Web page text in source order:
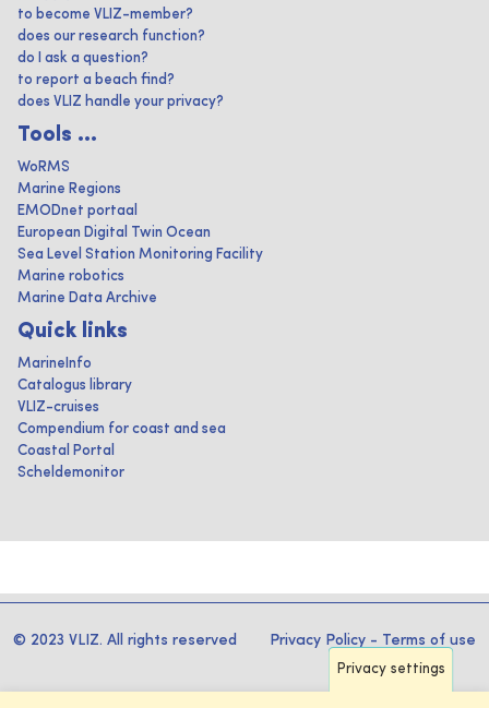
to become VLIZ-member?
does our research function?
do I ask a question?
to report a beach find?
does VLIZ handle your privacy?
Tools ...
WoRMS
Marine Regions
EMODnet portaal
European Digital Twin Ocean
Sea Level Station Monitoring Facility
Marine robotics
Marine Data Archive
Quick links
MarineInfo
Catalogus library
VLIZ-cruises
Compendium for coast and sea
Coastal Portal
Scheldemonitor
© 2023 VLIZ. All rights reserved Privacy Policy - Terms of use
Privacy settings